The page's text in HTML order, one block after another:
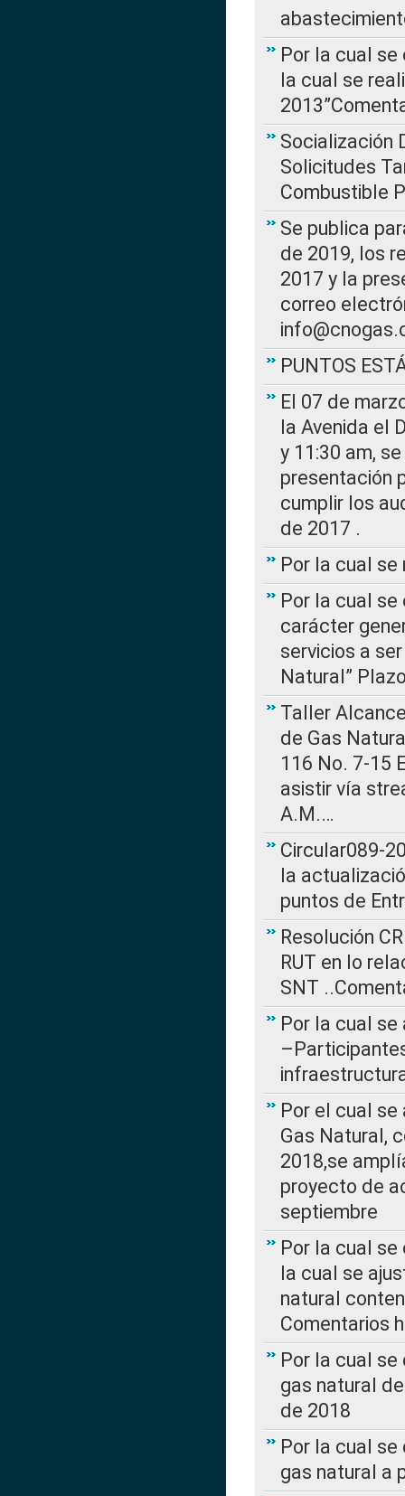
Por la cual se
la cual se
Socialización
Solicitudes
Combustible
Se publica
de 2019, los
2017 y la
correo
PUNTOS
El 07 de
la Avenida el
y 11:30 am,
presentación
cumplir los
de 2017 .
Por la cual se
Por la cual
carácter
servicios a
Natural”
Taller
de Gas
116 No. 7-15
asistir vía
A.M.…
Circular089-
la
puntos de
Resolución
RUT en lo
SNT
Por la cual se
Por el cual
Gas Natural,
2018,se
proyecto de
septiembre
Por la cual se
la cual se
natural
Comentarios
Por la cual
gas natural
de 2018
Por la cual
gas natural a